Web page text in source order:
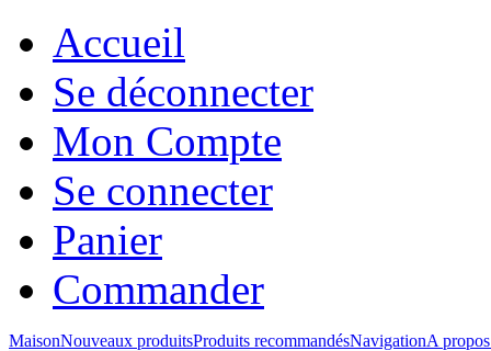
Accueil
Se déconnecter
Mon Compte
Se connecter
Panier
Commander
MaisonNouveaux produitsProduits recommandésNavigationA